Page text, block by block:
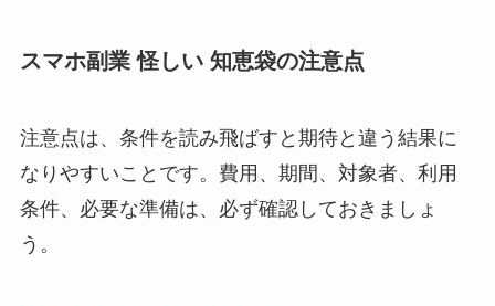
スマホ副業 怪しい 知恵袋の注意点
注意点は、条件を読み飛ばすと期待と違う結果に
なりやすいことです。費用、期間、対象者、利用
条件、必要な準備は、必ず確認しておきましょ
う。